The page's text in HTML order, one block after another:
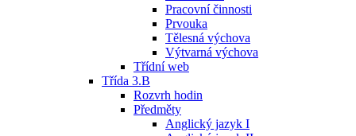
Pracovní činnosti
Prvouka
Tělesná výchova
Výtvarná výchova
Třídní web
Třída 3.B
Rozvrh hodin
Předměty
Anglický jazyk I